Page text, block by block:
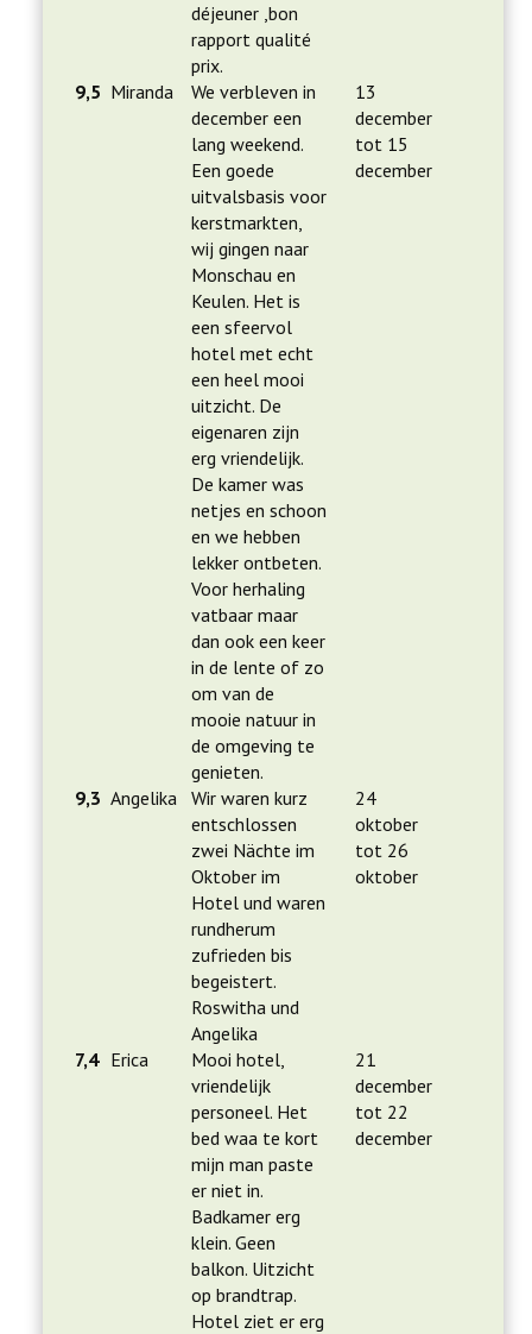
déjeuner ,bon
rapport qualité
prix.
9,5 Miranda
We verbleven in
december een
lang weekend.
Een goede
uitvalsbasis voor
kerstmarkten,
wij gingen naar
Monschau en
Keulen. Het is
een sfeervol
hotel met echt
een heel mooi
uitzicht. De
eigenaren zijn
erg vriendelijk.
De kamer was
netjes en schoon
en we hebben
lekker ontbeten.
Voor herhaling
vatbaar maar
dan ook een keer
in de lente of zo
om van de
mooie natuur in
de omgeving te
genieten.
13
december
tot 15
december
9,3 Angelika
Wir waren kurz
entschlossen
zwei Nächte im
Oktober im
Hotel und waren
rundherum
zufrieden bis
begeistert.
Roswitha und
Angelika
24
oktober
tot 26
oktober
7,4 Erica
Mooi hotel,
vriendelijk
personeel. Het
bed waa te kort
mijn man paste
er niet in.
Badkamer erg
klein. Geen
balkon. Uitzicht
op brandtrap.
Hotel ziet er erg
21
december
tot 22
december